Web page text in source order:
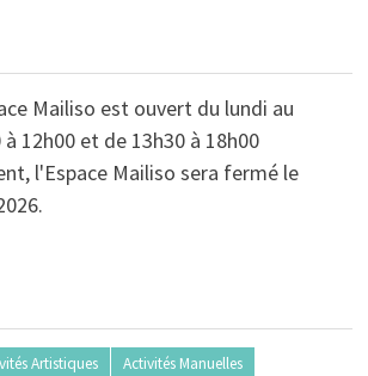
Mailiso est ouvert du lundi au
12h00 et de 13h30 à 18h00
l'Espace Mailiso sera fermé le
Artistiques
Activités Manuelles